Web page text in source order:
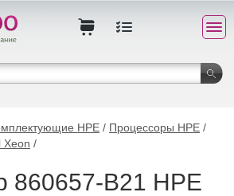
HPE / Процессоры HPE /
Xeon /
860657-B21 HPE